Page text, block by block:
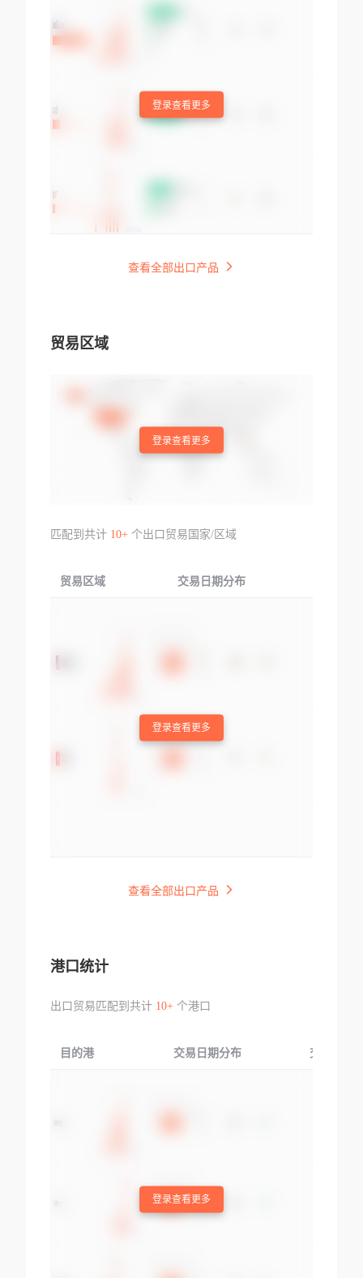
登录查看更多
查看全部出口产品
贸易区域
登录查看更多
匹配到共计 10+个出口贸易国家/区域
贸易区域 交易日期分布
登录查看更多
查看全部出口产品
港口统计
出口贸易匹配到共计 10+个港口
目的港 交易日期分布 交易产品
登录查看更多